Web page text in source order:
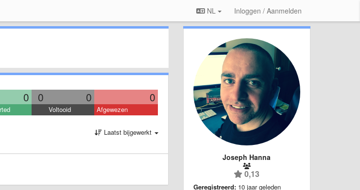
NL Inloggen / Aanmelden
0 0 0 0
Voltooid Afgewezen
Laatst bijgewerkt
Joseph Hanna
0,13
Geregistreerd: 10 jaar geleden